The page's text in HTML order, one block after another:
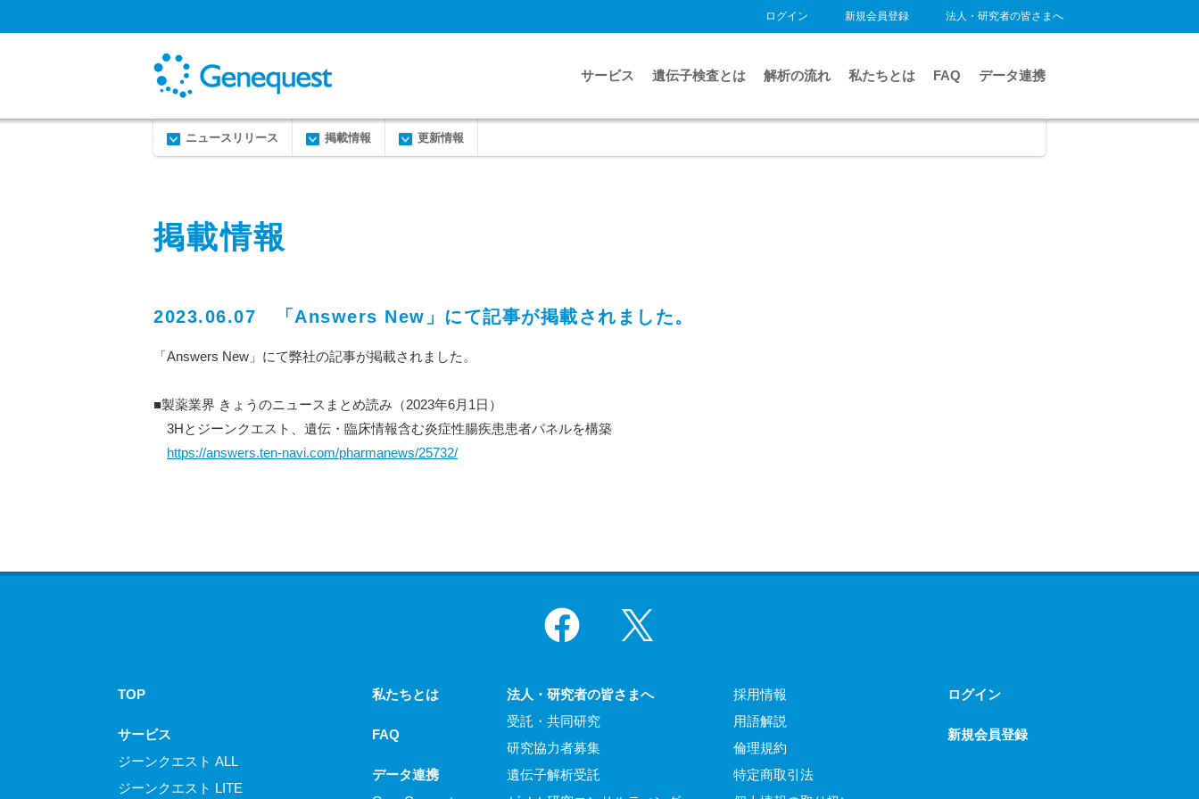
ログイン 新規会員登録 法人・研究者の皆さまへ
サービス 遺伝子検査とは 解析の流れ 私たちとは FAQ データ連携
ニュースリリース 掲載情報 更新情報
掲載情報
2023.06.07 「Answers New」にて記事が掲載されました。
「Answers New」にて弊社の記事が掲載されました。
■製薬業界 きょうのニュースまとめ読み（2023年6月1日）
3Hとジーンクエスト、遺伝・臨床情報含む炎症性腸疾患患者パネルを構築
https://answers.ten-navi.com/pharmanews/25732/
Facebook
TOP
サービス
ジーンクエスト ALL
ジーンクエスト LITE
私たちとは
FAQ
データ連携
法人・研究者の皆さまへ
受託・共同研究
研究協力者募集
遺伝子解析受託
採用情報
用語解説
倫理規約
特定商取引法
ログイン
新規会員登録